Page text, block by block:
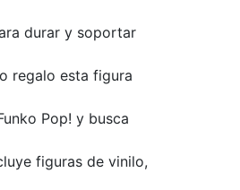
durar y soportar
regalo esta figura
Pop! y busca
figuras de vinilo,